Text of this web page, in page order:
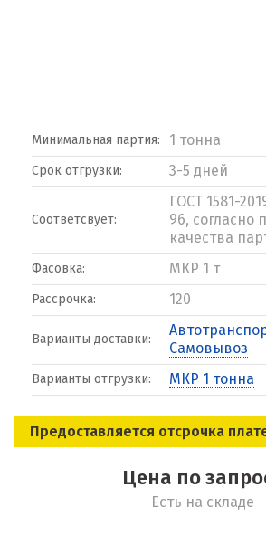
Минимальная партия: 1 тонна
Срок отгрузки: 3-5 дней
Соответсвует:
ГОСТ 1581-
96, согласно
качества
Фасовка: МКР 1 т
Рассрочка: 120
Варианты доставки:
Самовывоз
Варианты отгрузки: МКР 1 тонна
Предоставляется отсрочка
Цена по
Есть на складе